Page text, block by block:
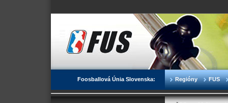
Foosballová Únia Slovenska: Regióny FUS